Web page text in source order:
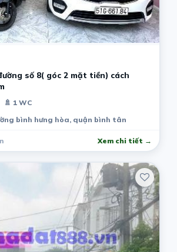
số 8( góc 2 mặt tiền) cách
🚿 1 WC
bình hưng hòa, quận bình tân
Xem chi tiết →